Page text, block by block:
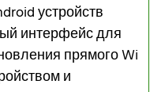
устройств
интерфейс для
прямого Wi
и